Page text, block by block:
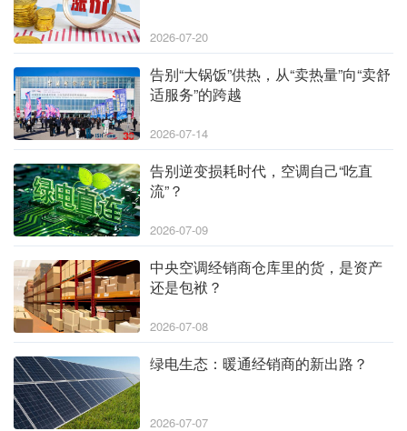
2026-07-20
告别“大锅饭”供热，从“卖热量”向“卖舒
适服务”的跨越
2026-07-14
告别逆变损耗时代，空调自己“吃直
流”？
2026-07-09
中央空调经销商仓库里的货，是资产
还是包袱？
2026-07-08
绿电生态：暖通经销商的新出路？
2026-07-07